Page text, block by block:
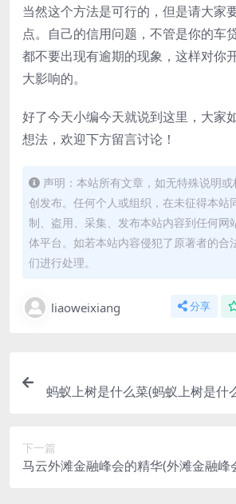
当然这个方法是可行的，但是请大家
点。自己的信用问题，不管是你的车
都不要出现有逾期的现象，这样对你
大影响的。
好了今天小编今天就说到这里，大家
想法，欢迎下方留言讨论！
声明：本站所有文章，如无特殊说明
创发布。任何个人或组织，在未征得本站
制、盗用、采集、发布本站内容到任何网
体平台。如若本站内容侵犯了原著者的合
们进行处理。
liaoweixiang 分享
蚂蚁上树是什么菜(蚂蚁上树是什
下一篇
马云外滩金融峰会的精华(外滩金融峰